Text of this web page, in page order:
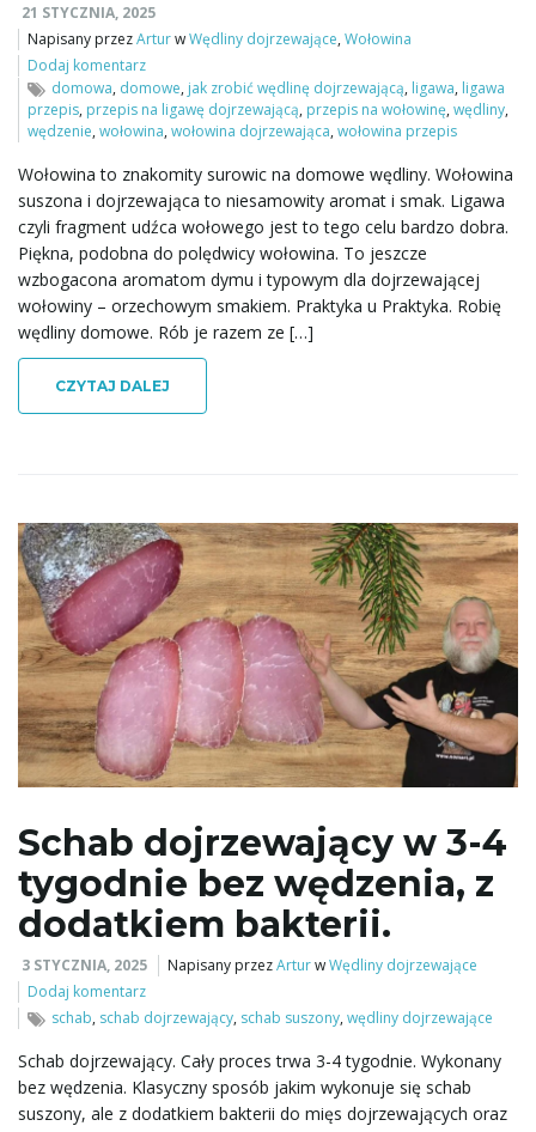
21 STYCZNIA, 2025
Napisany przezArturwWędliny dojrzewające,Wołowina
Dodaj komentarz
domowa, domowe, jak zrobić wędlinę dojrzewającą, ligawa, ligawa
przepis, przepis na ligawę dojrzewającą, przepis na wołowinę,wędliny,
wędzenie,wołowina,wołowina dojrzewająca,wołowina przepis
Wołowina to znakomity surowic na domowe wędliny. Wołowina
suszona i dojrzewająca to niesamowity aromat i smak. Ligawa
czyli fragment udźca wołowego jest to tego celu bardzo dobra.
Piękna, podobna do polędwicy wołowina. To jeszcze
wzbogacona aromatom dymu i typowym dla dojrzewającej
wołowiny – orzechowym smakiem. Praktyka u Praktyka. Robię
wędliny domowe. Rób je razem ze […]
CZYTAJ DALEJ
Schab dojrzewający w 3-4
tygodnie bez wędzenia, z
dodatkiem bakterii.
3 STYCZNIA, 2025 Napisany przezArturwWędliny dojrzewające
Dodaj komentarz
schab, schab dojrzewający, schab suszony,wędliny dojrzewające
Schab dojrzewający. Cały proces trwa 3-4 tygodnie. Wykonany
bez wędzenia. Klasyczny sposób jakim wykonuje się schab
suszony, ale z dodatkiem bakterii do mięs dojrzewających oraz